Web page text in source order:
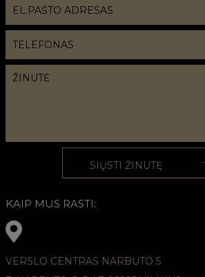
KAIP MUS RASTI:
VERSLO CENTRAS NARBUTO 5